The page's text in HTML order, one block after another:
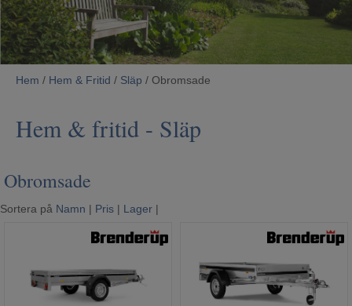
Ljud & Bild
Luftvård och Värme
Kundtjänst
Hem / Hem & Fritid / Släp / Obromsade
Hem & fritid - Släp
Obromsade
Sortera på Namn | Pris | Lager |